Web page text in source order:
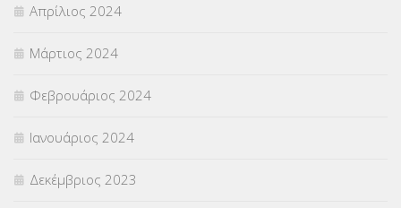
Απρίλιος 2024
Μάρτιος 2024
Φεβρουάριος 2024
Ιανουάριος 2024
Δεκέμβριος 2023